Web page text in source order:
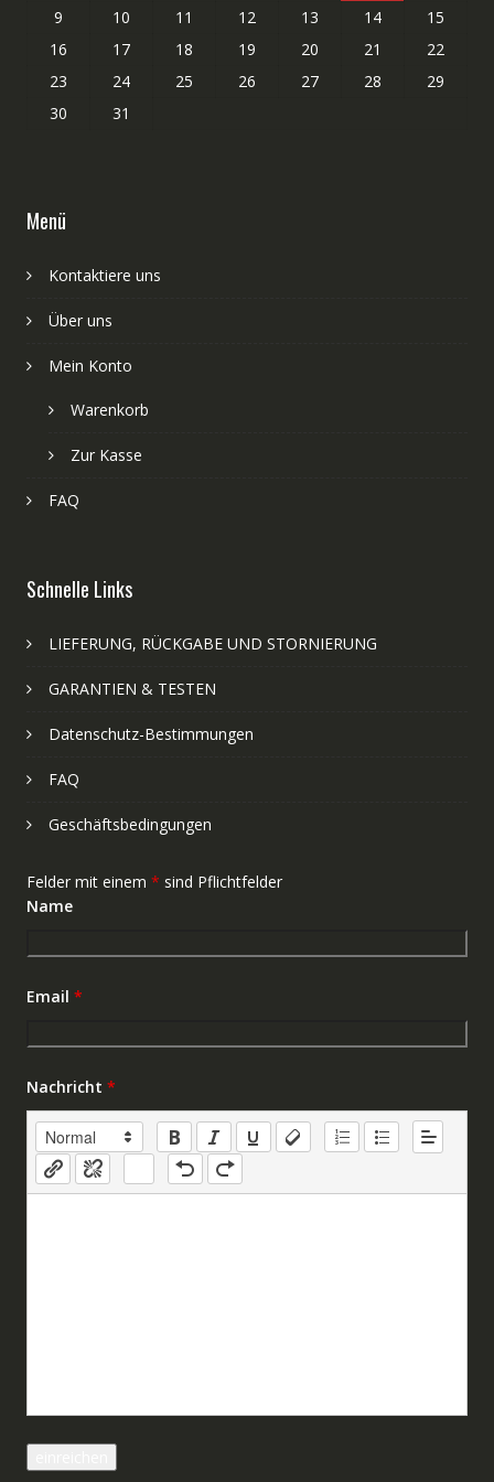
9
10 11 12 13 14
15
16
17 18 19 20 21
22
23
24 25 26 27 28
29
30
31
Menü
Kontaktiere uns
Über uns
Mein Konto
Warenkorb
Zur Kasse
FAQ
Schnelle Links
LIEFERUNG, RÜCKGABE UND STORNIERUNG
GARANTIEN & TESTEN
Datenschutz-Bestimmungen
FAQ
Geschäftsbedingungen
Felder mit einem * sind Pflichtfelder
Name
Email *
Nachricht *